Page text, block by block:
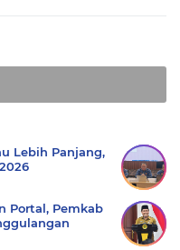
Lebih Panjang,
Portal, Pemkab